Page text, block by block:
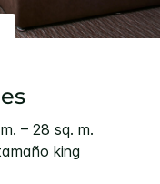
– 28 sq. m.
king